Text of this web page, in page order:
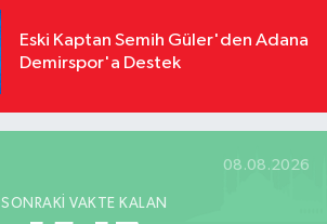
Eski Kaptan Semih Güler'den Adana
Demirspor'a Destek
08.08.2026
SONRAKI VAKTE KALAN